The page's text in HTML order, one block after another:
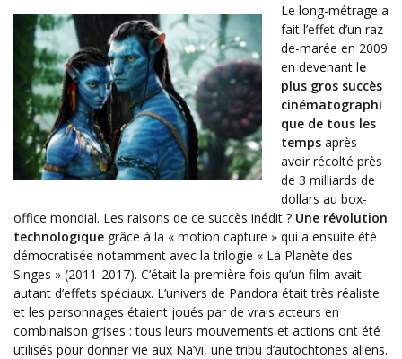
Le long-métrage a
fait l’effet d’un raz-
de-marée en 2009
en devenant le
plus gros succès
cinématographi
que de tous les
temps après
avoir récolté près
de 3 milliards de
dollars au box-
office mondial. Les raisons de ce succès inédit ? Une révolution
technologique grâce à la « motion capture » qui a ensuite été
démocratisée notamment avec la trilogie « La Planète des
Singes » (2011-2017). C’était la première fois qu’un film avait
autant d’effets spéciaux. L’univers de Pandora était très réaliste
et les personnages étaient joués par de vrais acteurs en
combinaison grises : tous leurs mouvements et actions ont été
utilisés pour donner vie aux Na’vi, une tribu d’autochtones aliens.